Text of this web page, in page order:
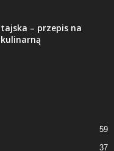
– przepis na
59
37